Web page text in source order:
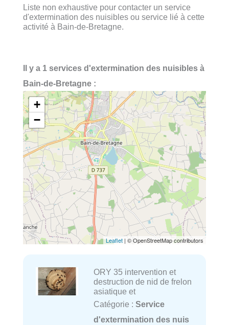
Liste non exhaustive pour contacter un service
d'extermination des nuisibles ou service lié à cette
activité à Bain-de-Bretagne.
Il y a 1 services d'extermination des nuisibles à
Bain-de-Bretagne :
+
−
Leaflet | © OpenStreetMap contributors
ORY 35 intervention et
destruction de nid de frelon
asiatique et
Catégorie : Service
d'extermination des nuis